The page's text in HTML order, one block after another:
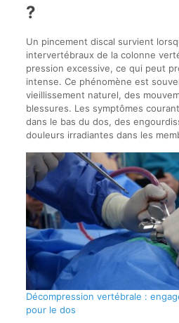
?
Un pincement discal survient
intervertébraux de la colonne
pression excessive, ce qui peut
intense. Ce phénomène est
vieillissement naturel, des
blessures. Les symptômes
dans le bas du dos, des
douleurs irradiantes dans les
Décompression vertébrale :
pour le dos